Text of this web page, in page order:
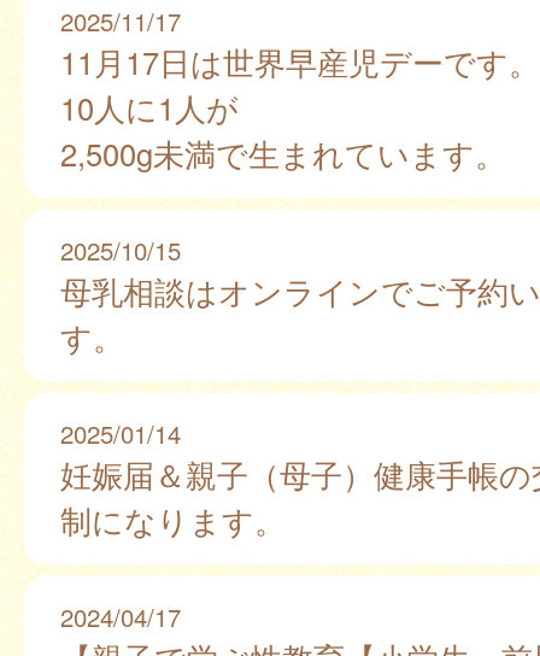
2025/11/17
11月17日は世界早産児デーです。
10人に1人が
2,500g未満で生まれています。
2025/10/15
母乳相談はオンラインでご予約
す。
2025/01/14
妊娠届＆親子（母子）健康手帳
制になります。
2024/04/17